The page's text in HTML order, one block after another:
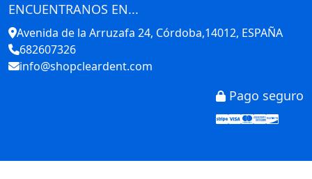
ENCUENTRANOS EN...
Avenida de la Arruzafa 24, Córdoba,14012, ESPAÑA
682607326
info@shopcleardent.com
Pago seguro
Stripe
Visa